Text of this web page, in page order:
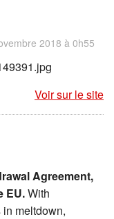
2018 à 0h55
Voir sur le site
Agreement,
EU.With
meltdown,